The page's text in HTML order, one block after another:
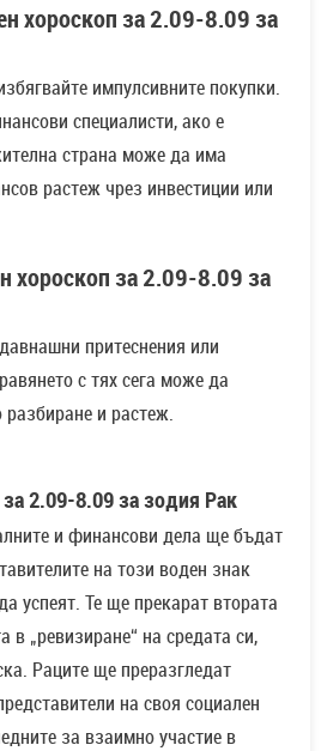
хороскоп за 2.09-8.09 за
импулсивните покупки.
специалисти, ако е
страна може да има
растеж чрез инвестиции или
хороскоп за 2.09-8.09 за
притеснения или
с тях сега може да
и растеж.
2.09-8.09 за зодия Рак
и финансови дела ще бъдат
на този воден знак
успеят. Те ще прекарат втората
в „ревизиране“ на средата си,
Раците ще преразгледат
на своя социален
за взаимно участие в